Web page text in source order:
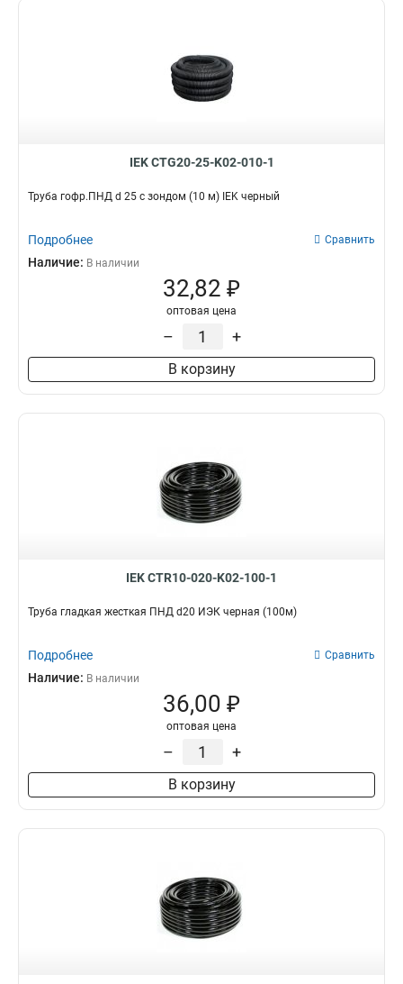
IEK CTG20-25-K02-010-1
Труба гофр.ПНД d 25 с зондом (10 м) IEK черный
Подробнее Сравнить
Наличие: В наличии
32,82 ₽
оптовая цена
– +
В корзину
IEK CTR10-020-K02-100-1
Труба гладкая жесткая ПНД d20 ИЭК черная (100м)
Подробнее Сравнить
Наличие: В наличии
36,00 ₽
оптовая цена
– +
В корзину